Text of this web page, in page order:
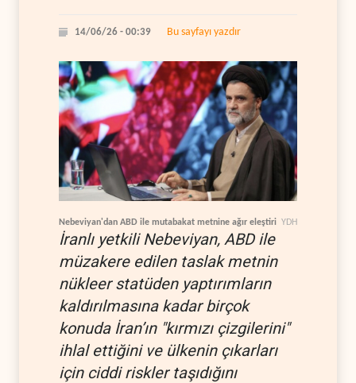
14/06/26 - 00:39 Bu sayfayı yazdır
Nebeviyan'dan ABD ile mutabakat metnine ağır eleştiri YDH
İranlı yetkili Nebeviyan, ABD ile
müzakere edilen taslak metnin
nükleer statüden yaptırımların
kaldırılmasına kadar birçok
konuda İran’ın "kırmızı çizgilerini"
ihlal ettiğini ve ülkenin çıkarları
için ciddi riskler taşıdığını